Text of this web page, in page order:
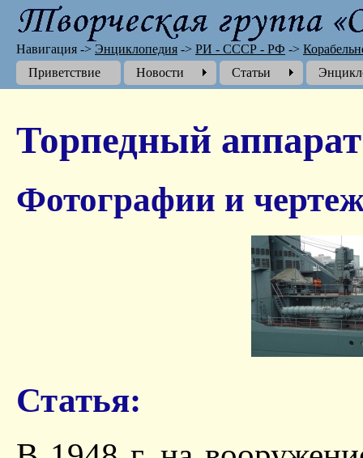
Торпедный
Фотографии и
Статья:
Навигация -> Энциклопедия -> РИ - СССР - РФ ->
Приветствие
Новости Cтатьи